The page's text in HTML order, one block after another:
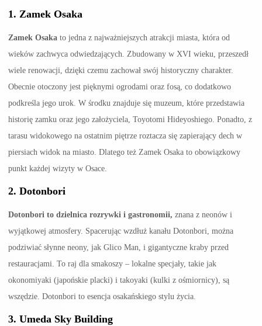
1. Zamek Osaka
Zamek Osaka to jedna z najważniejszych atrakcji miasta, która od
wieków zachwyca odwiedzających. Zbudowany w XVI wieku, przeszedł
wiele renowacji, dzięki czemu zachował swój historyczny charakter.
Obecnie otoczony jest pięknymi ogrodami oraz fosą, co dodatkowo
podkreśla jego urok. W środku znajduje się muzeum, które przedstawia
historię zamku oraz jego założyciela, Toyotomi Hideyoshiego. Ponadto, z
tarasu widokowego na ostatnim piętrze roztacza się zapierający dech w
piersiach widok na miasto. Dlatego też Zamek Osaka to obowiązkowy
punkt każdej wizyty w Osace.
2. Dotonbori
Dotonbori to dzielnica rozrywki i gastronomii, znana z neonów i
wyjątkowej atmosfery. Spacerując wzdłuż kanału Dotonbori, można
podziwiać słynne neony, jak Glico Man, i gigantyczne kraby przed
restauracjami. To raj dla smakoszy – lokalne specjały, takie jak
okonomiyaki (japońskie placki) i takoyaki (kulki z ośmiornicy), są
wszędzie. Dotonbori to esencja osakańskiego stylu życia.
3. Umeda Sky Building